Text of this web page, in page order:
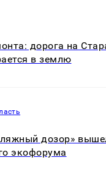
дорога на
в землю
дозор»
экофорума